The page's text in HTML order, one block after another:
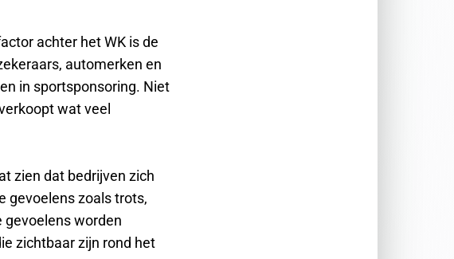
achter het WK is de
automerken en
in sportsponsoring. Niet
wat veel
zien dat bedrijven zich
gevoelens zoals trots,
gevoelens worden
zichtbaar zijn rond het